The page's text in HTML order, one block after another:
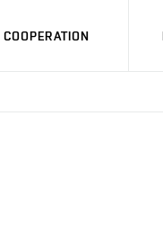
COOPERATION